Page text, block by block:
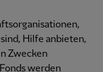
Hilfe anbieten,
Zwecken
werden